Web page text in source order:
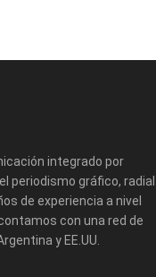
integrado por
periodismo gráfico,
de experiencia a nivel
con una red de
y EE.UU.